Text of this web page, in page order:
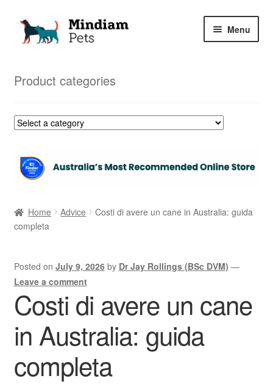
Skip
Skip
Menu
Product categories
Home Advice
Costi di avere un cane in Australia: guida
completa
Posted on July 9, 2026 by Dr Jay Rollings (BSc DVM) —
Leave a comment
Costi di avere un cane
in Australia: guida
completa